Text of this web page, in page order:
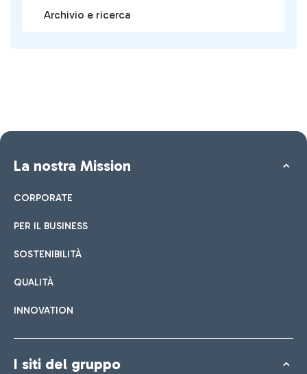
Archivio e ricerca
La nostra Mission
CORPORATE
PER IL BUSINESS
SOSTENIBILITÀ
QUALITÀ
INNOVATION
I siti del gruppo